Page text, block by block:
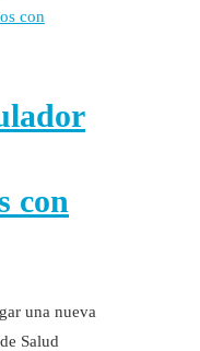
con
una nueva
Salud